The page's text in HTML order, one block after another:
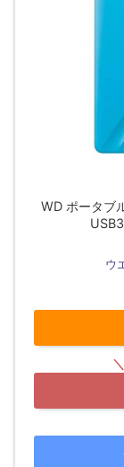
WD ポータブ
ウ